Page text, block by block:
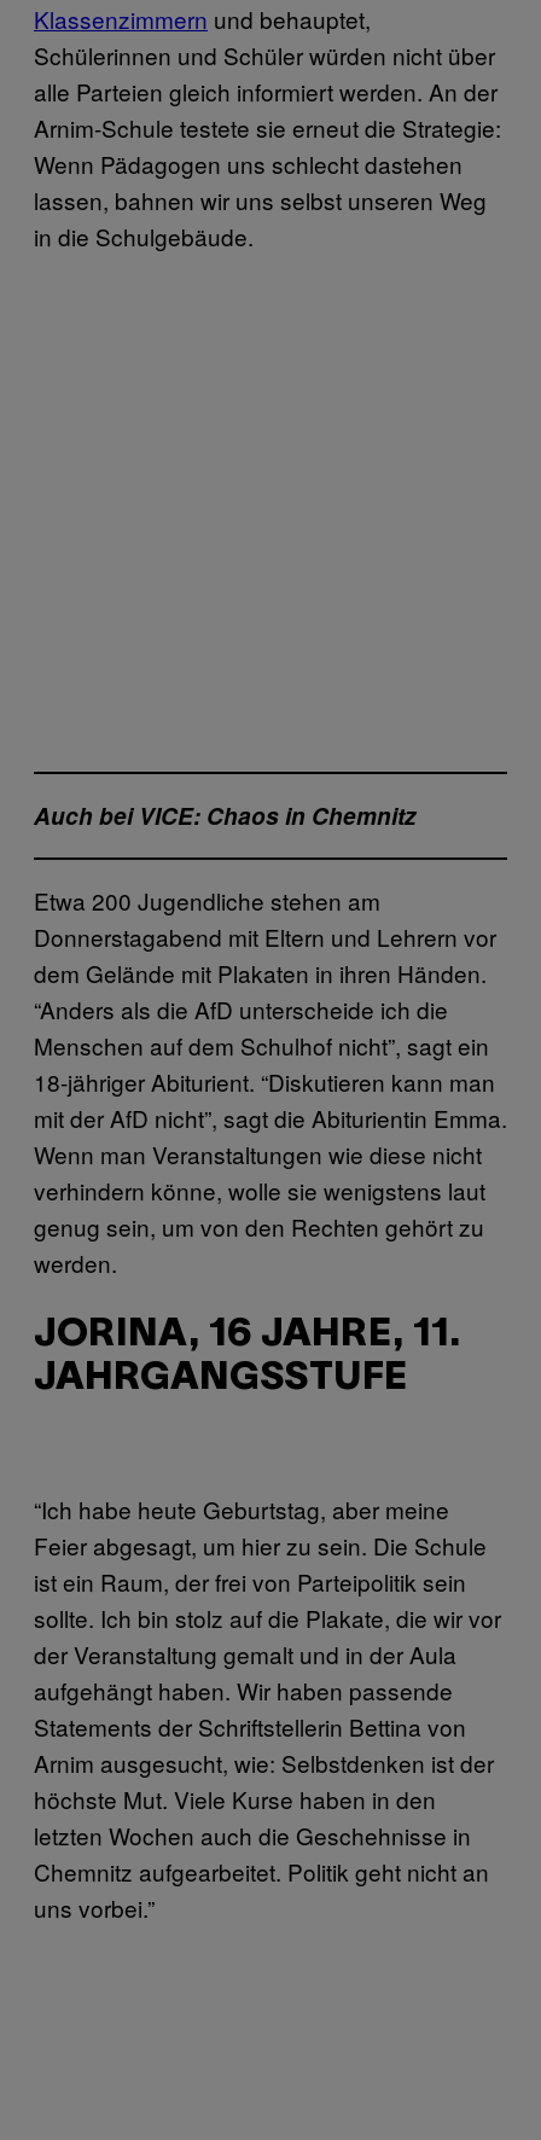
Klassenzimmern und behauptet,
Schülerinnen und Schüler würden nicht über
alle Parteien gleich informiert werden. An der
Arnim-Schule testete sie erneut die Strategie:
Wenn Pädagogen uns schlecht dastehen
lassen, bahnen wir uns selbst unseren Weg
in die Schulgebäude.
Auch bei VICE: Chaos in Chemnitz
Etwa 200 Jugendliche stehen am
Donnerstagabend mit Eltern und Lehrern vor
dem Gelände mit Plakaten in ihren Händen.
“Anders als die AfD unterscheide ich die
Menschen auf dem Schulhof nicht”, sagt ein
18-jähriger Abiturient. “Diskutieren kann man
mit der AfD nicht”, sagt die Abiturientin Emma.
Wenn man Veranstaltungen wie diese nicht
verhindern könne, wolle sie wenigstens laut
genug sein, um von den Rechten gehört zu
werden.
JORINA, 16 JAHRE, 11.
JAHRGANGSSTUFE
“Ich habe heute Geburtstag, aber meine
Feier abgesagt, um hier zu sein. Die Schule
ist ein Raum, der frei von Parteipolitik sein
sollte. Ich bin stolz auf die Plakate, die wir vor
der Veranstaltung gemalt und in der Aula
aufgehängt haben. Wir haben passende
Statements der Schriftstellerin Bettina von
Arnim ausgesucht, wie: Selbstdenken ist der
höchste Mut. Viele Kurse haben in den
letzten Wochen auch die Geschehnisse in
Chemnitz aufgearbeitet. Politik geht nicht an
uns vorbei.”